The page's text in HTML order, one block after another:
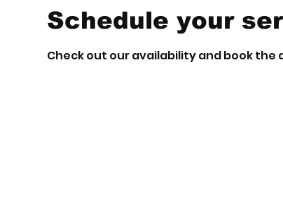
Schedule your
Check out our availability and book